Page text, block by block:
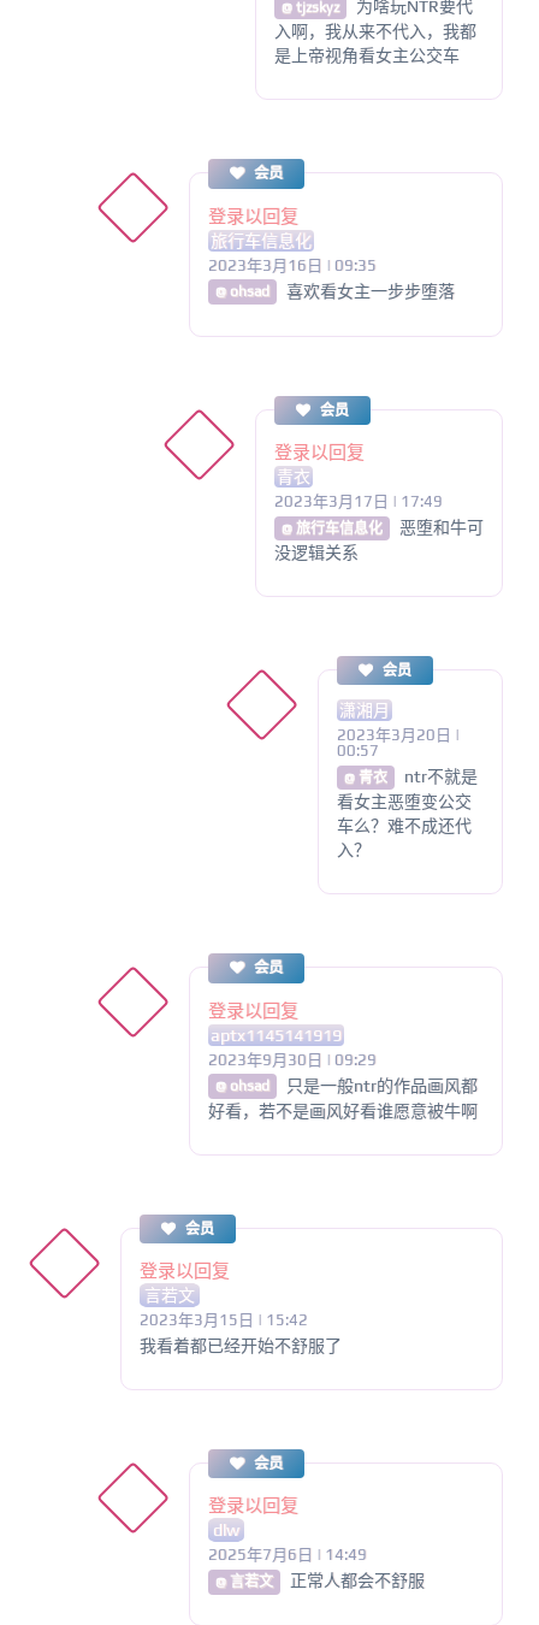
@ tjzskyz
为啥玩NTR要代
入啊，我从来不代入，我都
是上帝视角看女主公交车
会员
登录以回复
旅行车信息化
2023年3月16日 | 09:35
@ ohsad 喜欢看女主一步步堕落
会员
登录以回复
青衣
2023年3月17日 | 17:49
@ 旅行车信息化
恶堕和牛可
没逻辑关系
会员
潇湘月
2023年3月20日 |
00:57
@ 青衣
ntr不就是
看女主恶堕变公交
车么？难不成还代
入？
会员
登录以回复
aptx1145141919
2023年9月30日 | 09:29
@ ohsad
只是一般ntr的作品画风都
好看，若不是画风好看谁愿意被牛啊
会员
登录以回复
言若文
2023年3月15日 | 15:42
我看着都已经开始不舒服了
会员
登录以回复
dlw
2025年7月6日 | 14:49
@ 言若文 正常人都会不舒服